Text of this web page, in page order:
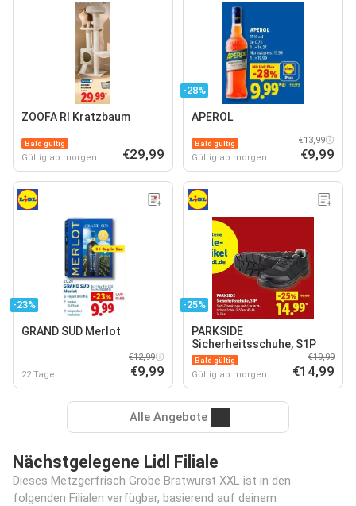
ZOOFA RI Kratzbaum
Bald gültig
Gültig ab morgen €29,99
-28%
APEROL
Bald gültig
Gültig ab morgen
€13,99
€9,99
-23%
GRAND SUD Merlot
22 Tage
€12,99
€9,99
-25%
PARKSIDE
Sicherheitsschuhe, S1P
Bald gültig
Gültig ab morgen
€19,99
€14,99
Alle Angebote
Nächstgelegene Lidl Filiale
Dieses Metzgerfrisch Grobe Bratwurst XXL ist in den
folgenden Filialen verfügbar, basierend auf deinem